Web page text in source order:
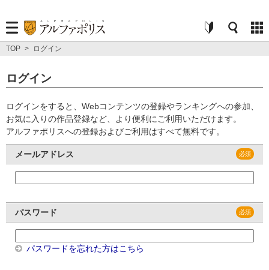
TOP > ログイン
ログイン
ログインをすると、Webコンテンツの登録やランキングへの参加、
お気に入りの作品登録など、より便利にご利用いただけます。
アルファポリスへの登録およびご利用はすべて無料です。
メールアドレス
パスワード
パスワードを忘れた方はこちら